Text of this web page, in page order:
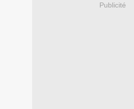
Publicité